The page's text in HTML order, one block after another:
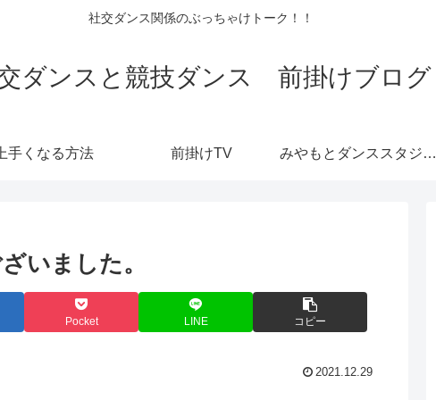
社交ダンス関係のぶっちゃけトーク！！
ダンスと競技ダンス 前掛けブログ
上手くなる方法 前掛けTV みやもとダンススタジオ札幌
いました。
Pocket LINE コピー
2021.12.29